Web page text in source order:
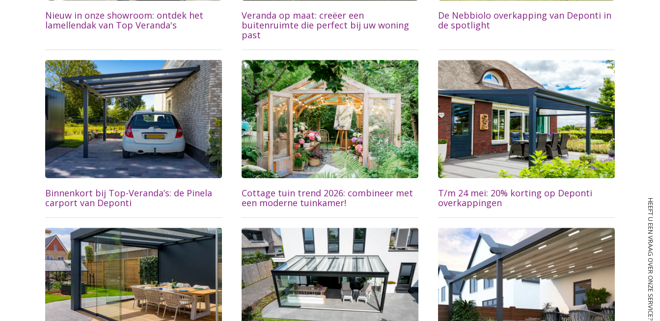
Nieuw in onze showroom: ontdek het
lamellendak van Top Veranda's
Lees meer...
Veranda op maat: creëer een
buitenruimte die perfect bij uw woning
past
Lees meer...
De Nebbiolo overkapping van Deponti in
de spotlight
Lees meer...
Binnenkort bij Top-Veranda’s: de Pinela
carport van Deponti
Cottage tuin trend 2026: combineer met
een moderne tuinkamer!
Lees meer...
T/m 24 mei: 20% korting op Deponti
overkappingen
Lees meer... HEEFT U EEN VRAAG OVER ONZE SERVICE?